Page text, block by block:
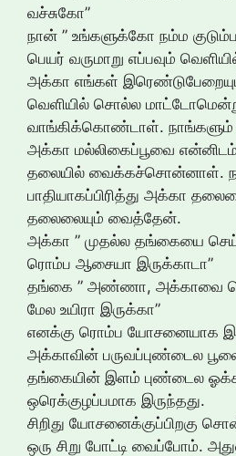
வச்சுகோ”
நான் ” உங்களுக்கோ நம்ம
பெயர் வருமாறு எப்பவும்
அக்கா எங்கள்
வெளியில் சொல்ல
வாங்கிக்கொண்டாள்.
அக்கா மல்லிகைப்பூவை
தலையில் வைக்கச்சொன்னாள்.
பாதியாகப்பிரித்து அக்கா
தலைலையும் வைத்தேன்.
அக்கா ” முதல்ல தங்கையை
ரொம்ப ஆசையா இருக்காடா”
தங்கை ” அண்ணா, அக்காவை
மேல உயிரா இருக்கா”
எனக்கு ரொம்ப யோசனையாக
அக்காவின் பருவப்புண்டைல
தங்கையின் இளம் புண்டைல
ஒரெக்குழப்பமாக இருந்தது.
சிறிது யோசனைக்குப்பிறகு
ஒரு சிறு போட்டி வைப்போம்.